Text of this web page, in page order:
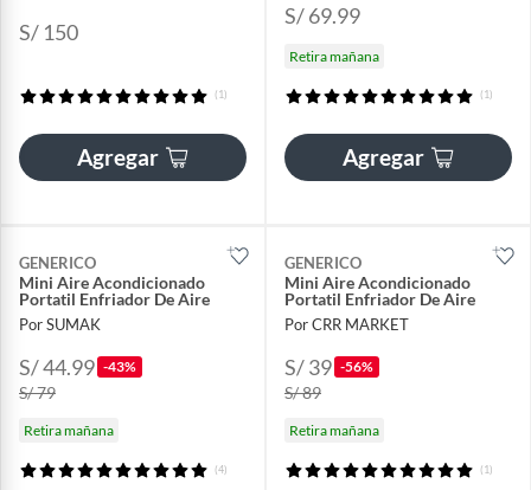
S/ 150
(1)
Agregar
S/ 69.99
Retira mañana
(1)
Agregar
GENERICO
Mini Aire Acondicionado
Portatil Enfriador De Aire
Por SUMAK
S/ 44.99 -43%
S/ 79
Retira mañana
(4)
GENERICO
Mini Aire Acondicionado
Portatil Enfriador De Aire
Por CRR MARKET
S/ 39 -56%
S/ 89
Retira mañana
(1)